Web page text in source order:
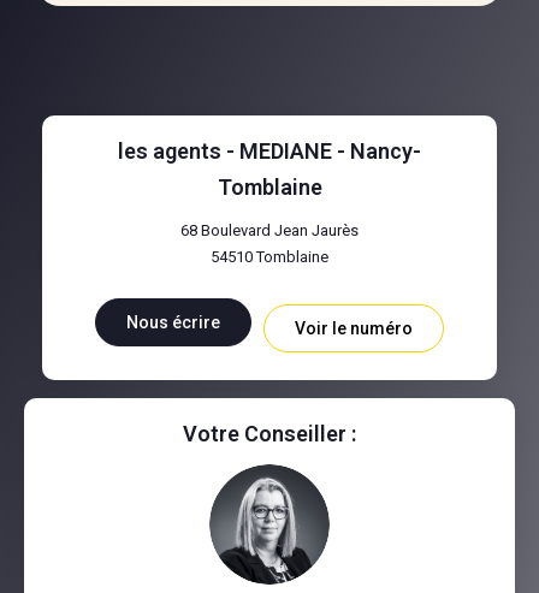
les agents - MEDIANE - Nancy-
Tomblaine
68 Boulevard Jean Jaurès
54510Tomblaine
Nous écrire Voir le numéro
Votre Conseiller :